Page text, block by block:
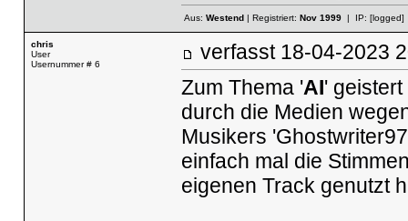
Aus: Westend| Registriert: Nov 1999| IP: [logged]
chris
User
Usernummer # 6
verfasst 18-04-
Zum Thema 'AI'
durch die Medien
Musikers
einfach mal die
eigenen Track genutzt